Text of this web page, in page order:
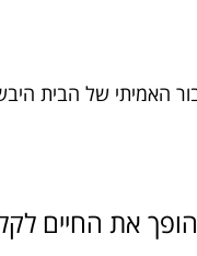
האמיתי של הבית
את החיים